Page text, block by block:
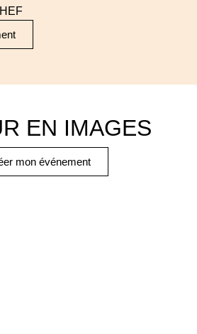
EN IMAGES
mon événement